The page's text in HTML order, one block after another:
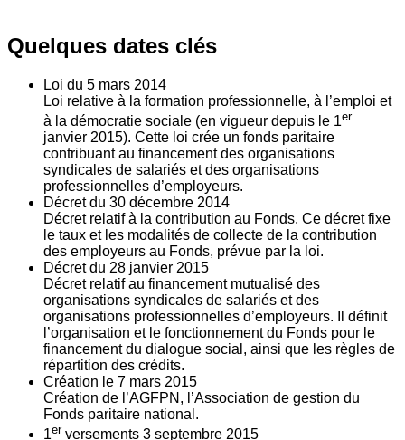
Quelques dates clés
Loi du 5 mars 2014
Loi relative à la formation professionnelle, à l’emploi et
à la démocratie sociale (en vigueur depuis le 1er
janvier 2015). Cette loi crée un fonds paritaire
contribuant au financement des organisations
syndicales de salariés et des organisations
professionnelles d’employeurs.
Décret du 30 décembre 2014
Décret relatif à la contribution au Fonds. Ce décret fixe
le taux et les modalités de collecte de la contribution
des employeurs au Fonds, prévue par la loi.
Décret du 28 janvier 2015
Décret relatif au financement mutualisé des
organisations syndicales de salariés et des
organisations professionnelles d’employeurs. Il définit
l’organisation et le fonctionnement du Fonds pour le
financement du dialogue social, ainsi que les règles de
répartition des crédits.
Création le 7 mars 2015
Création de l’AGFPN, l’Association de gestion du
Fonds paritaire national.
1er versements 3 septembre 2015